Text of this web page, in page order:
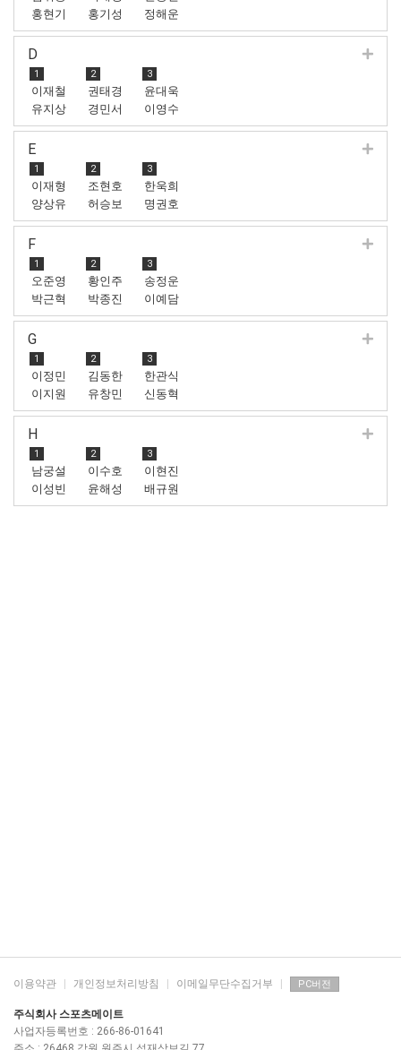
홍현기
홍기성
정해운
D
1
이재철
유지상
2
권태경
경민서
3
윤대욱
이영수
E
1
이재형
양상유
2
조현호
허승보
3
한욱희
명권호
F
1
오준영
박근혁
2
황인주
박종진
3
송정운
이예담
G
1
이정민
이지원
2
김동한
유창민
3
한관식
신동혁
H
1
남궁설
이성빈
2
이수호
윤해성
3
이현진
배규원
이용약관 개인정보처리방침 이메일무단수집거부 PC버전
주식회사 스포츠메이트
사업자등록번호 : 266-86-01641